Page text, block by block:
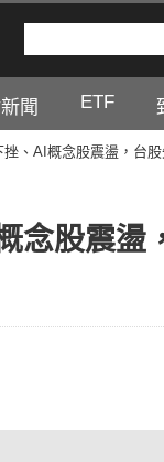
聞 ETF
挫、AI概念股震盪，台
念股震盪